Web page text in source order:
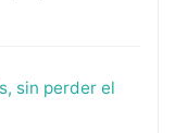
sin perder el